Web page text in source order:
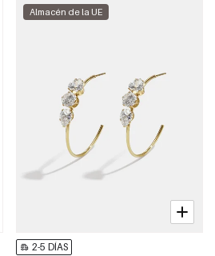
Almacén de la UE
2-5 DÍAS